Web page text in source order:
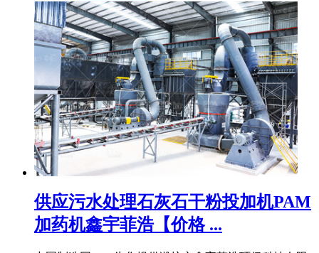
供应污水处理石灰石干粉投加机PAM
加药机鑫宇菲浩【价格 ...